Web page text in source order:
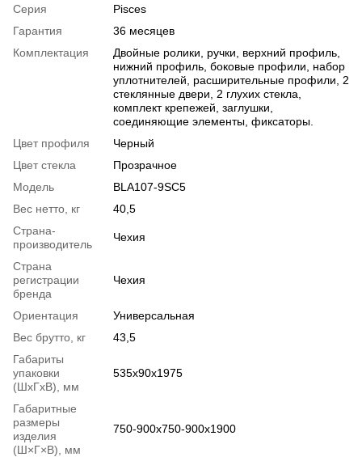
Серия
Pisces
Гарантия
36 месяцев
Комплектация
Двойные ролики, ручки, верхний профиль,
нижний профиль, боковые профили, набор
уплотнителей, расширительные профили, 2
стеклянные двери, 2 глухих стекла,
комплект крепежей, заглушки,
соединяющие элементы, фиксаторы.
Цвет профиля
Черный
Цвет стекла
Прозрачное
Модель
BLA107-9SC5
Вес нетто, кг
40,5
Страна-
производитель
Чехия
Страна
регистрации
бренда
Чехия
Ориентация
Универсальная
Вес брутто, кг
43,5
Габариты
упаковки
(ШхГхВ), мм
535х90х1975
Габаритные
размеры
изделия
(Ш×Г×В), мм
750-900х750-900х1900